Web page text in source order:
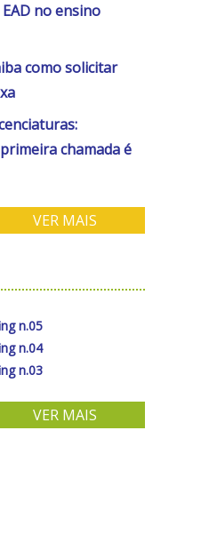
no ensino
como solicitar
chamada é
VER MAIS
n.05
n.04
n.03
VER MAIS